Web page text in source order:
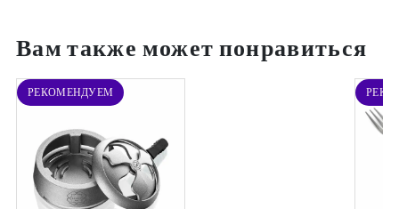
Вам также может понравиться
РЕКОМЕНДУЕМ